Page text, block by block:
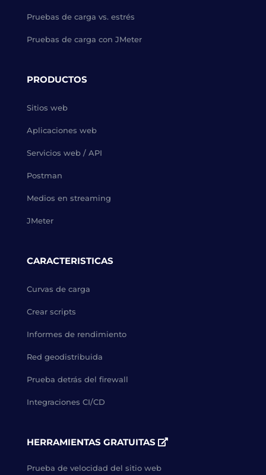
Pruebas de carga vs. estrés
Pruebas de carga con JMeter
PRODUCTOS
Sitios web
Aplicaciones web
Servicios web / API
Postman
Medios en streaming
JMeter
CARACTERISTICAS
Curvas de carga
Crear scripts
Informes de rendimiento
Red geodistribuida
Prueba detrás del firewall
Integraciones CI/CD
HERRAMIENTAS GRATUITAS
Prueba de velocidad del sitio web